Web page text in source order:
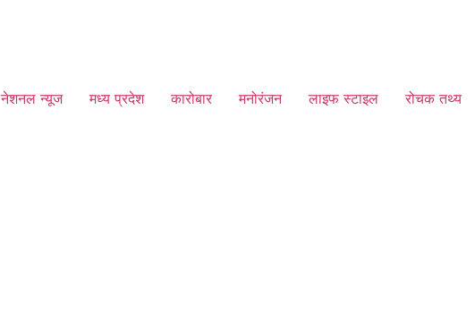
नेशनल न्यूज मध्य प्रदेश कारोबार मनोरंजन लाइफ स्टाइल रोचक तथ्य